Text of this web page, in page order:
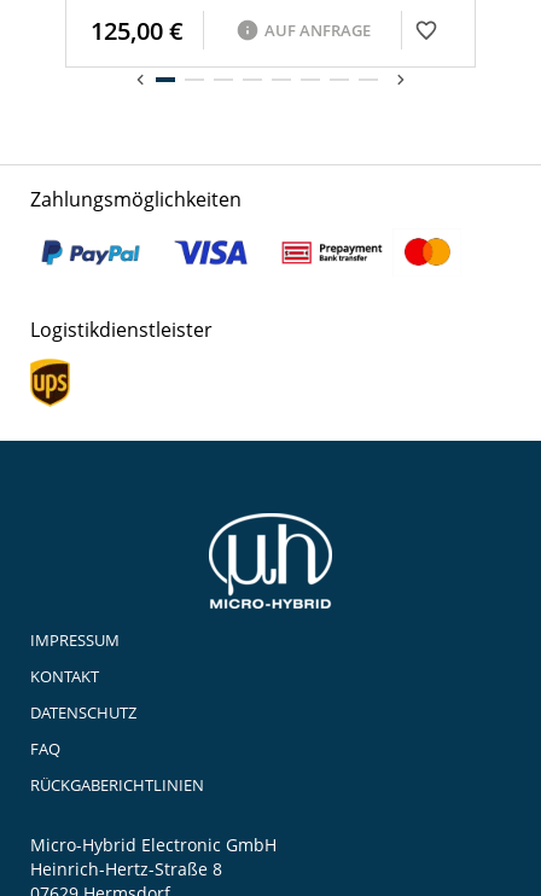
125,00 € AUF ANFRAGE
Zahlungsmöglichkeiten
Logistikdienstleister
IMPRESSUM
KONTAKT
DATENSCHUTZ
FAQ
RÜCKGABERICHTLINIEN
Micro-Hybrid Electronic GmbH
Heinrich-Hertz-Straße 8